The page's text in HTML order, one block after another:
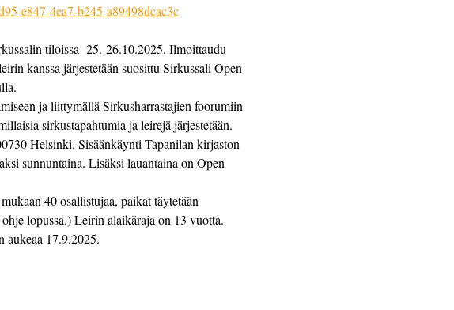
e847-4ea7-b245-a89498dcac3c
tiloissa  25.-26.10.2025. Ilmoittaudu
kanssa järjestetään suosittu Sirkussali Open
ja liittymällä Sirkusharrastajien foorumiin
sirkustapahtumia ja leirejä järjestetään.
Helsinki. Sisäänkäynti Tapanilan kirjaston
sunnuntaina. Lisäksi lauantaina on Open
40 osallistujaa, paikat täytetään
lopussa.) Leirin alaikäraja on 13 vuotta.
aukeaa 17.9.2025.